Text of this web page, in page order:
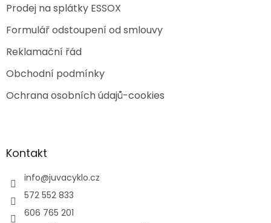
Prodej na splátky ESSOX
Formulář odstoupení od smlouvy
Reklamační řád
Obchodní podmínky
Ochrana osobních údajů-cookies
Kontakt
info@juvacyklo.cz
572 552 833
606 765 201